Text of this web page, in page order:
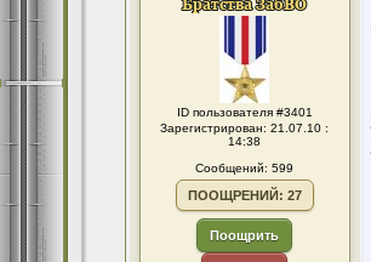
ID пользователя #3401
Зарегистрирован: 21.07.10 :
14:38
Сообщений: 599
ПООЩРЕНИЙ: 27
Поощрить